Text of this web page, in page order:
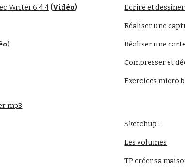
Writer 6.4.4 (Vidéo)
)
mp3
Ecrire et
Réaliser une
Réaliser une
Compresser et
Exercices
Sketchup :
Les volumes
TP créer sa